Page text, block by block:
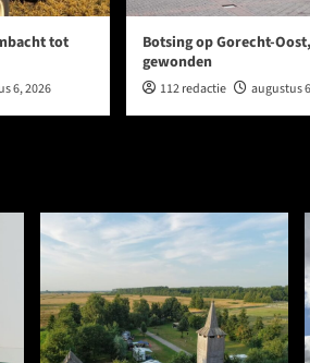
tot
6, 2026
Botsing op Gorecht-
gewonden
112 redactie augustus